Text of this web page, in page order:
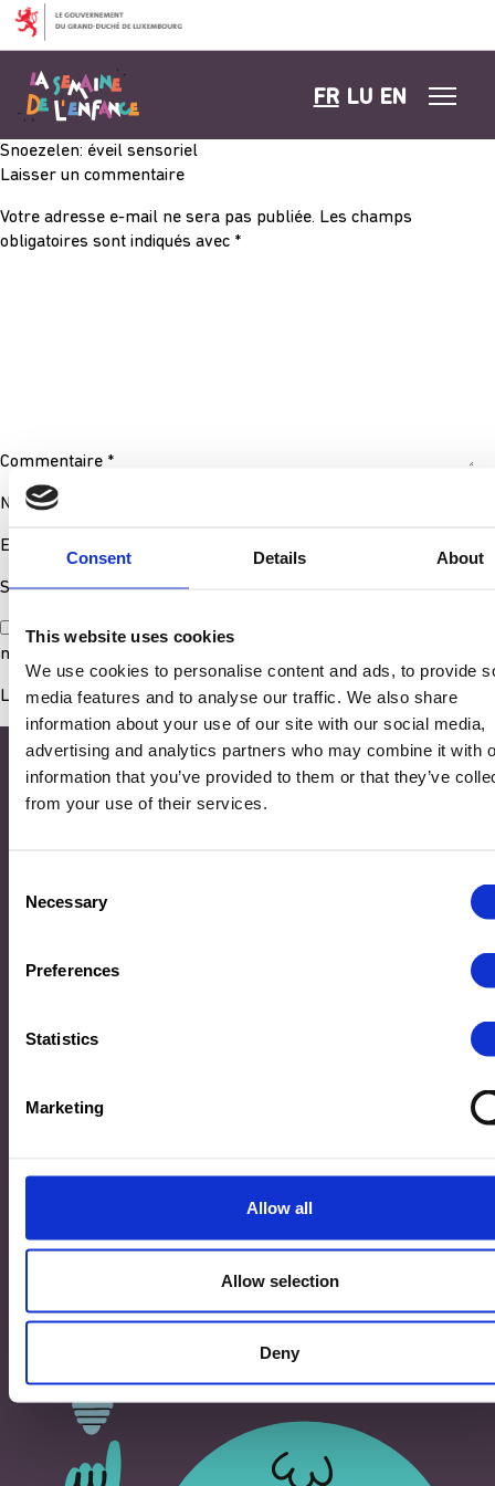
Consent Details About
This website uses cookies
We use cookies to personalise content and ads, to provide
media features and to analyse our traffic. We also share
information about your use of our site with our social media,
advertising and analytics partners who may combine it with
information that you’ve provided to them or that they’ve
from your use of their services.
Selection
Necessary
Preferences
Statistics
Marketing
Allow all
Allow selection
Deny
Aller au contenu
FR LU EN
Snoezelen: éveil sensoriel
Laisser un commentaire
Votre adresse e-mail ne sera pas publiée. Les champs
obligatoires sont indiqués avec *
Commentaire *
Nom*
E-mail
Site web
Enregistrer mon nom, mon e-mail et mon site dans le
navigateur pour mon prochain commentaire.
Adresse
©2026 Ministère de l’Éducation nationale, de l’Enfance